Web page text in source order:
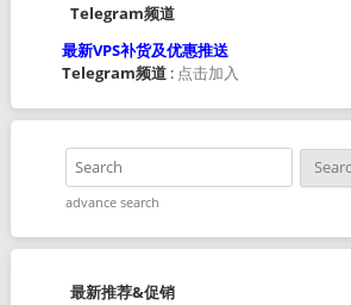
Telegram频道
最新VPS补货及优惠推送
Telegram频道: 点击加入
advance search
最新推荐&促销